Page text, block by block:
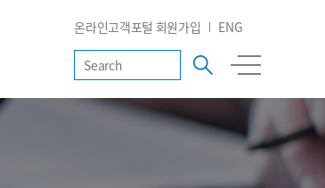
온라인고객포털 회원가입 ENG